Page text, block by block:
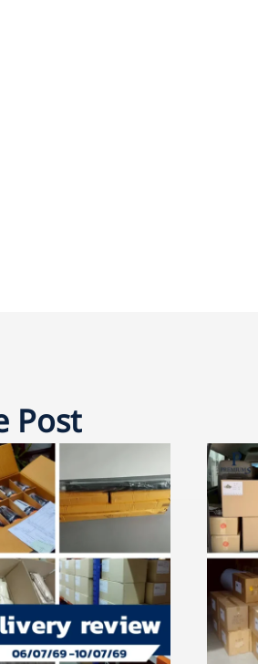
Post